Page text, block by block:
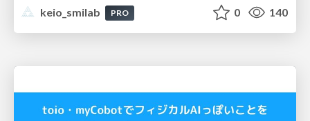
keio_smilab
PRO 0 140